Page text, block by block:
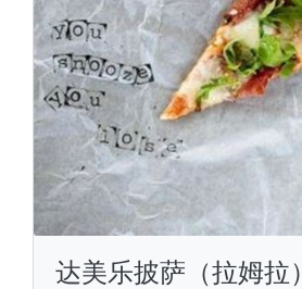
达美乐披萨（拉姆拉）